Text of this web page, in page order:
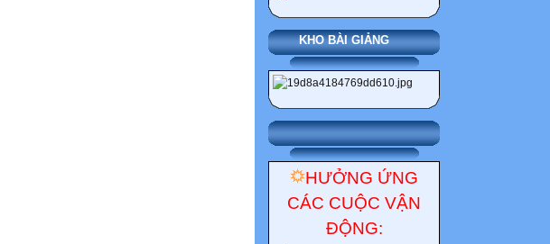
KHO BÀI GIẢNG
HƯỞNG ỨNG
CÁC CUỘC VẬN
ĐỘNG: